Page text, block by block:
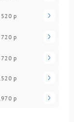
520 р
720 р
720 р
р
р